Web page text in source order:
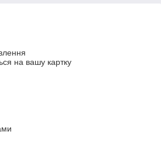
на вашу картку